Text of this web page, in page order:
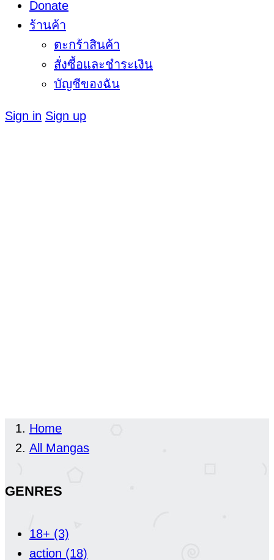
Donate
ร้านค้า
ตะกร้าสินค้า
สั่งซื้อและชำระเงิน
บัญชีของฉัน
Sign in Sign up
Home
All Mangas
GENRES
18+ (3)
action (18)